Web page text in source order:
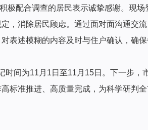
配合调查的居民表示诚挚感谢。现场
，消除居民顾虑。通过面对面沟通交
表述模糊的内容及时与住户确认，确
间为11月1日至11月15日。下一步，
标准推进、高质量完成，为科学研判